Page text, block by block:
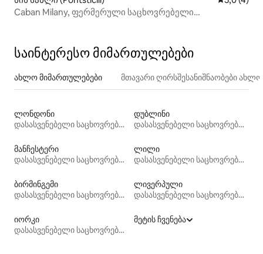
Caban Milany, ფერმერული საცხოვრებელი
საინტერესო მიმართულებები
ახლო მიმართულებები მთავარი ღირსშესანიშნაობები
ლონდონი
დასასვენებელი საცხოვრებლები
დუბლინი
დასასვენებელი საცხოვრებლები
მანჩესტერი
დასასვენებელი საცხოვრებლები
ლილი
დასასვენებელი საცხოვრებლები
ბირმინგემი
დასასვენებელი საცხოვრებლები
ლივერპული
დასასვენებელი საცხოვრებლები
იორკი
დასასვენებელი საცხოვრებლები
მეტის ჩვენება